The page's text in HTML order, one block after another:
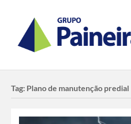
Tag: Plano de manutenção predial